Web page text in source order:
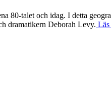
80-talet och idag. I detta
dramatikern Deborah Levy. Läs